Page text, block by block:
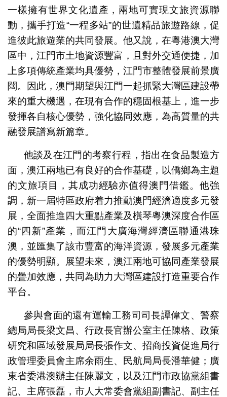
一樣擁有世界文化遺產，兩地可實現文旅資源聯
動，攜手打造“一程多站”的世遺精品旅遊路線，促
進彼此旅遊業的共同發展。他又說，在粵港澳大灣
區中，江門市土地資源豐富，且對外交通便捷，加
上多項傳統產業均具優勢，江門市整體發展前景廣
闊。因此，澳門期望與江門一起抓緊大灣區建設帶
來的重大機遇，在現有合作的穩固根基上，進一步
發揮各自核心優勢，強化協同效應，為高質量的共
融發展譜寫新篇章。
他談及在江門的考察行程，指出在食品製造方
面，澳江兩地已有良好的合作基礎，以僑鄉為主題
的文旅項目，其成功經驗亦值得澳門借鑑。他強
調，新一屆特區政府着力推動澳門經濟適度多元發
展，全面推進四大重點產業及橫琴粵澳深度合作區
的“四新”產業，而江門大廣海灣經濟區聯通港珠
澳，並匯集了該市豐富的海洋資源，發展多元產業
的優勢明顯。展望未來，澳江兩地可協同產業發展
的疊加效應，共同為助力大灣區建設打造重要合作
平台。
參與會面的還有運輸工務司司長譚偉文、警察
總局局長梁文昌、行政長官辦公室主任陳格、政策
研究和區域發展局局長張作文、招商投資促進局行
政管理委員會主席余雨生、民航局局長潘華健；廣
東省委港澳辦主任陳麗文，以及江門市政協黨組書
記、主席張磊，市人大常委會黨組副書記、副主任